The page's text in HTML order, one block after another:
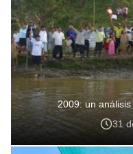
2009: un
31